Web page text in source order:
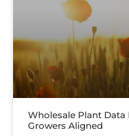
Wholesale Plant Data
Growers Aligned